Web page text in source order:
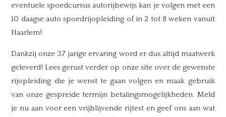
eventuele spoedcursus autorijbewijs kan je volgen met een
10 daagse auto spoedrijopleiding of in 2 tot 8 weken vanuit
Haarlem!
Dankzij onze 37 jarige ervaring word er dus altijd maatwerk
geleverd! Lees gerust verder op onze site over de gewenste
rijopleiding die je wenst te gaan volgen en maak gebruik
van onze gespreide termijn betalingsmogelijkheden. Meld
je nu aan voor een vrijblijvende rijtest en geef ons aan wat